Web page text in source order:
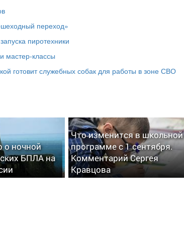
переход»
пиротехники
мастер‑классы
готовит служебных собак для работы в зоне СВО
о ночной
БПЛА на
Что изменится в школьной
программе с 1 сентября.
Комментарий Сергея
Кравцова